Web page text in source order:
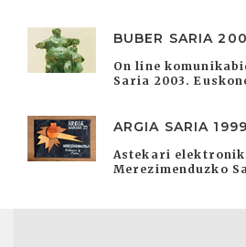
BUBER SARIA
On line
Saria 2003.
ARGIA SARIA 1999
Astekari
Merezimenduzko